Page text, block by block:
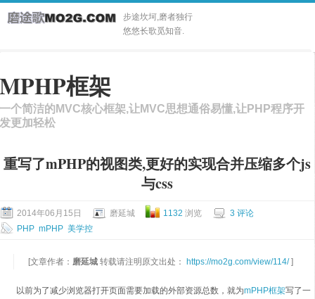
步途坎坷,磨者独行
悠悠长歌觅知音.
MPHP框架
一个简洁的MVC核心框架,让MVC思想通俗易懂,让PHP程序开
发更加轻松
重写了mPHP的视图类,更好的实现合并压缩多个js
与css
2014年06月15日 磨延城 1132 浏览
3 评论
PHP mPHP 美学控
[文章作者： 磨延城 转载请注明原文出处： https://mo2g.com/view/114/]
以前为了减少浏览器打开页面需要加载的外部资源总数，就为mPHP框架写了一